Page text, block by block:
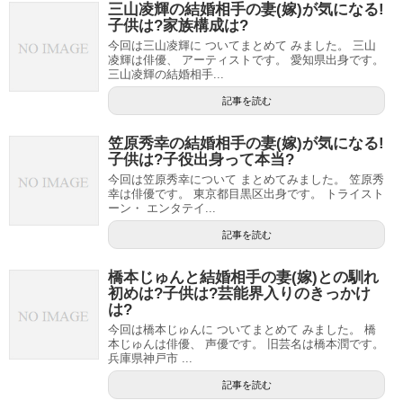
三山凌輝の結婚相手の妻(嫁)が気になる!
子供は?家族構成は?
今回は三山凌輝に ついてまとめて みました。 三山
凌輝は俳優、 アーティストです。 愛知県出身です。
三山凌輝の結婚相手...
記事を読む
笠原秀幸の結婚相手の妻(嫁)が気になる!
子供は?子役出身って本当?
今回は笠原秀幸について まとめてみました。 笠原秀
幸は俳優です。 東京都目黒区出身です。 トライスト
ーン・ エンタテイ...
記事を読む
橋本じゅんと結婚相手の妻(嫁)との馴れ
初めは?子供は?芸能界入りのきっかけ
は?
今回は橋本じゅんに ついてまとめて みました。 橋
本じゅんは俳優、 声優です。 旧芸名は橋本潤です。
兵庫県神戸市 ...
記事を読む